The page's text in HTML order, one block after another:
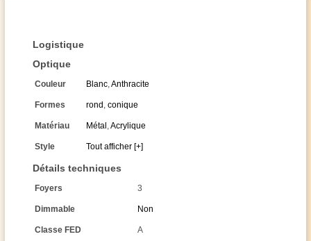
Logistique
Optique
Couleur Blanc,Anthracite
Formes rond , conique
Matériau Métal ,Acrylique
Style Tout afficher [+]
Détails techniques
Foyers 3
Dimmable Non
Classe FED A